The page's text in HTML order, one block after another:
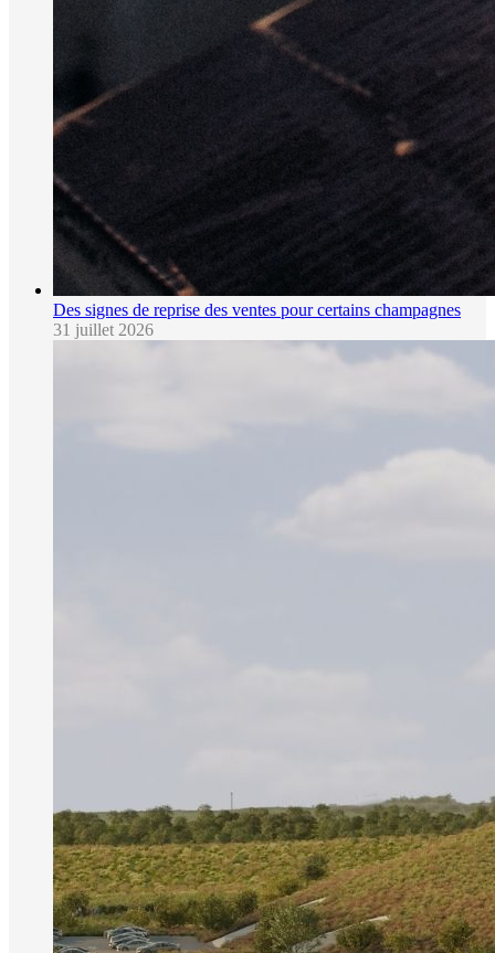
Des signes de reprise des ventes pour certains champagnes
31 juillet 2026